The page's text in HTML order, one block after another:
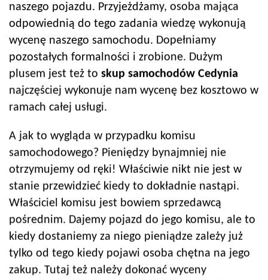
naszego pojazdu. Przyjeżdżamy, osoba mająca
odpowiednią do tego zadania wiedzę wykonują
wycenę naszego samochodu. Dopełniamy
pozostałych formalności i zrobione. Dużym
plusem jest też to skup samochodów Cedynia
najczęściej wykonuje nam wycenę bez kosztowo w
ramach całej usługi.
A jak to wygląda w przypadku komisu
samochodowego? Pieniędzy bynajmniej nie
otrzymujemy od ręki! Właściwie nikt nie jest w
stanie przewidzieć kiedy to dokładnie nastąpi.
Właściciel komisu jest bowiem sprzedawcą
pośrednim. Dajemy pojazd do jego komisu, ale to
kiedy dostaniemy za niego pieniądze zależy już
tylko od tego kiedy pojawi osoba chętna na jego
zakup. Tutaj też należy dokonać wyceny